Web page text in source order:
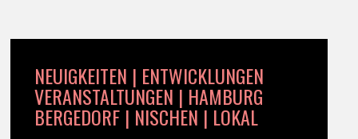
NEUIGKEITEN | ENTWICKLUNGEN
VERANSTALTUNGEN | HAMBURG
BERGEDORF | NISCHEN | LOKAL